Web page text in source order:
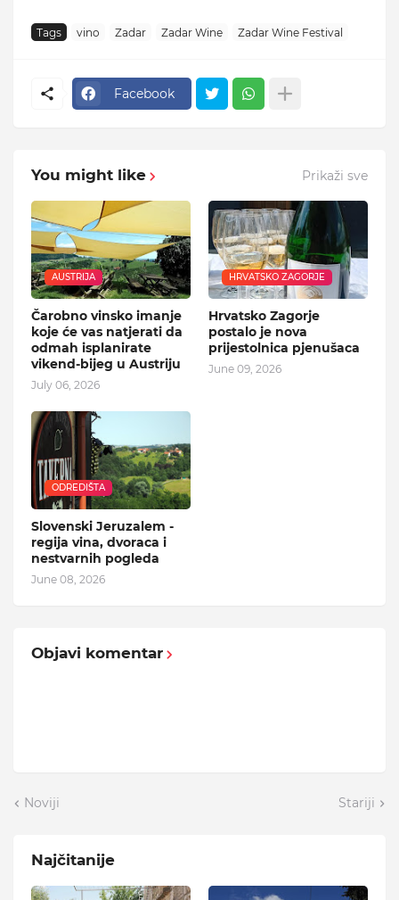
Tags vino Zadar Zadar Wine Zadar Wine Festival
Facebook
You might like Prikaži sve
AUSTRIJA
Čarobno vinsko imanje
koje će vas natjerati da
odmah isplanirate
vikend-bijeg u Austriju
July 06, 2026
HRVATSKO ZAGORJE
Hrvatsko Zagorje
postalo je nova
prijestolnica pjenušaca
June 09, 2026
ODREDIŠTA
Slovenski Jeruzalem -
regija vina, dvoraca i
nestvarnih pogleda
June 08, 2026
Objavi komentar
Noviji Stariji
Najčitanije